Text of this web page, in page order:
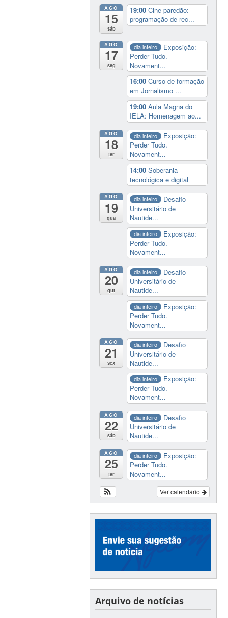
AGO
15
sáb
19:00Cine paredão:
programação de rec...
AGO
17
seg
dia inteiro
Exposição:
Perder Tudo.
Novament...
16:00Curso de formação
em Jornalismo ...
19:00Aula Magna do
IELA: Homenagem ao...
AGO
18
ter
dia inteiro
Exposição:
Perder Tudo.
Novament...
14:00Soberania
tecnológica e digital
AGO
19
qua
dia inteiro
Desafio
Universitário de
Nautide...
dia inteiro
Exposição:
Perder Tudo.
Novament...
AGO
20
qui
dia inteiro
Desafio
Universitário de
Nautide...
dia inteiro
Exposição:
Perder Tudo.
Novament...
AGO
21
sex
dia inteiro
Desafio
Universitário de
Nautide...
dia inteiro
Exposição:
Perder Tudo.
Novament...
AGO
22
sáb
dia inteiro
Desafio
Universitário de
Nautide...
AGO
25
ter
dia inteiro
Exposição:
Perder Tudo.
Novament...
Ver calendário
Arquivo de notícias